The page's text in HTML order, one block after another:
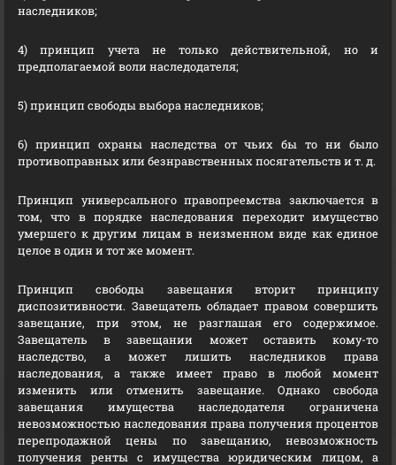
наследников;
4) принцип учета не только действительной, но и
предполагаемой воли наследодателя;
5) принцип свободы выбора наследников;
6) принцип охраны наследства от чьих бы то ни было
противоправных или безнравственных посягательств и т. д.
Принцип универсального правопреемства заключается в
том, что в порядке наследования переходит имущество
умершего к другим лицам в неизменном виде как единое
целое в один и тот же момент.
Принцип свободы завещания вторит принципу
диспозитивности. Завещатель обладает правом совершить
завещание, при этом, не разглашая его содержимое.
Завещатель в завещании может оставить кому-то
наследство, а может лишить наследников права
наследования, а также имеет право в любой момент
изменить или отменить завещание. Однако свобода
завещания имущества наследодателя ограничена
невозможностью наследования права получения процентов
перепродажной цены по завещанию, невозможность
получения ренты с имущества юридическим лицом, а